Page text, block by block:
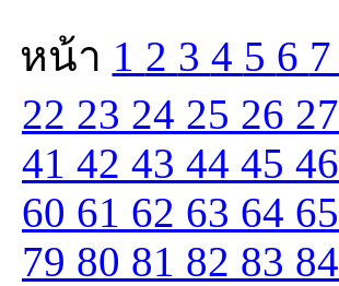
หน้า 1 2 3 4 5 6 7
22 23 24 25 26 27
41 42 43 44 45 46
60 61 62 63 64 65
79 80 81 82 83 84